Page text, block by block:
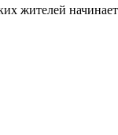
жителей